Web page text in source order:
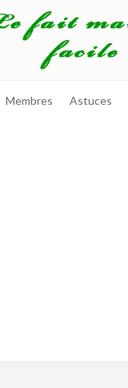
Membres Astuces